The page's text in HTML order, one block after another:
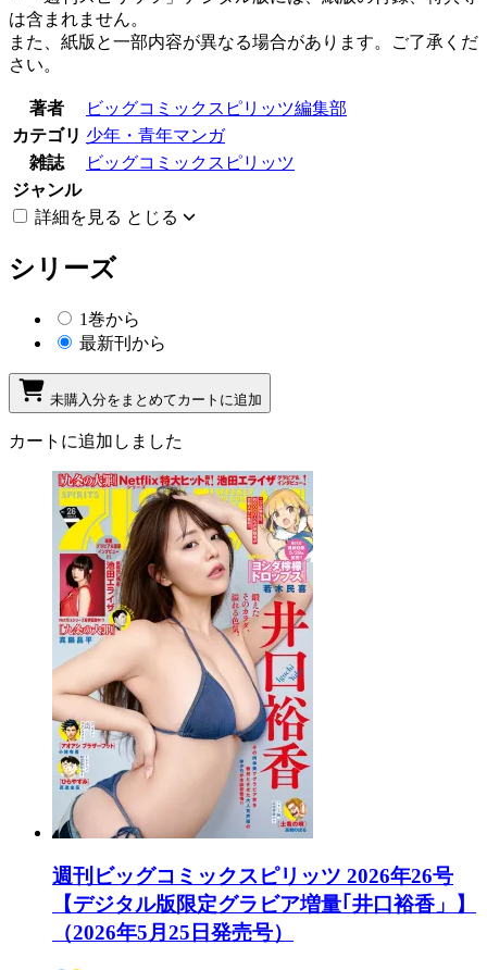
は含まれません。
また、紙版と一部内容が異なる場合があります。ご了承くだ
さい。
著者
ビッグコミックスピリッツ編集部
カテゴリ 少年・青年マンガ
雑誌
ビッグコミックスピリッツ
ジャンル
詳細を見る とじる
シリーズ
1巻から
最新刊から
未購入分をまとめてカートに追加
カートに追加しました
週刊ビッグコミックスピリッツ 2026年26号
【デジタル版限定グラビア増量｢井口裕香」】
（2026年5月25日発売号）